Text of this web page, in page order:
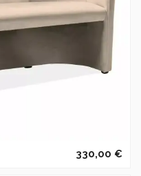
330,00 €